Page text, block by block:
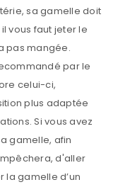
sa gamelle doit
vous faut jeter le
pas mangée.
par le
celui-ci,
plus adaptée
Si vous avez
gamelle, afin
d'aller
la gamelle d’un